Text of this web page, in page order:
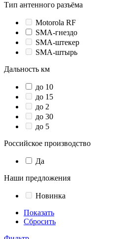
Тип антенного разъёма
Motorola RF
SMA-гнездо
SMA-штекер
SMA-штырь
Дальность км
до 10
до 15
до 2
до 30
до 5
Российское производство
Да
Наши предложения
Новинка
Показать
Сбросить